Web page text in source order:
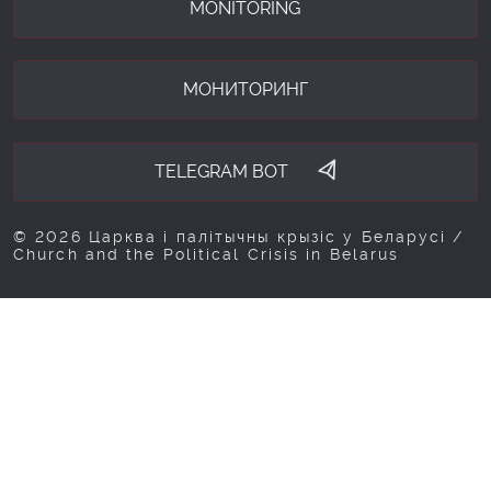
MONITORING
МОНИТОРИНГ
TELEGRAM BOT
© 2026 Царква і палітычны крызіс у Беларусі /
Church and the Political Crisis in Belarus